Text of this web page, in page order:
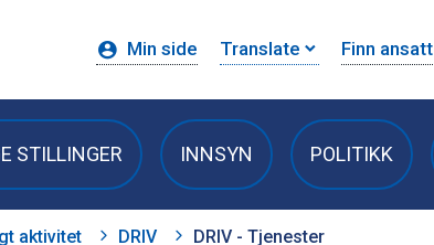
Min side Translate Finn ansatt
STILLINGER INNSYN POLITIKK
aktivitet DRIV DRIV - Tjenester